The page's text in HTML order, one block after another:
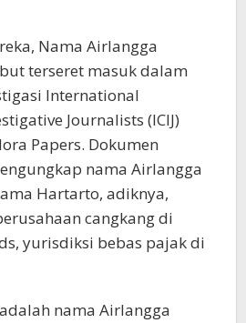
Nama Airlangga
terseret masuk dalam
International
Journalists (ICIJ)
Papers. Dokumen
nama Airlangga
Hartarto, adiknya,
cangkang di
yurisdiksi bebas pajak di
nama Airlangga